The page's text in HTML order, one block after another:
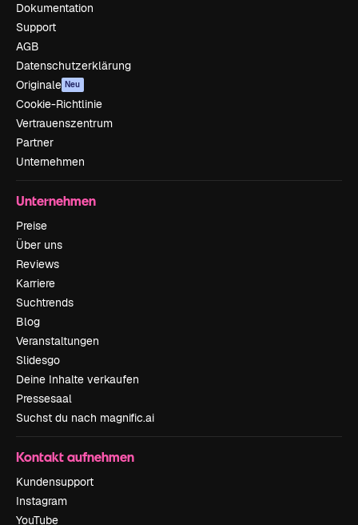
Dokumentation
Support
AGB
Datenschutzerklärung
Originale Neu
Cookie-Richtlinie
Vertrauenszentrum
Partner
Unternehmen
Unternehmen
Preise
Über uns
Reviews
Karriere
Suchtrends
Blog
Veranstaltungen
Slidesgo
Deine Inhalte verkaufen
Pressesaal
Suchst du nach magnific.ai
Kontakt aufnehmen
Kundensupport
Instagram
YouTube